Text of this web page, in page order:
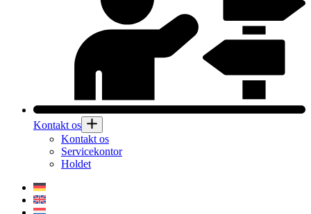
Kontakt os
Kontakt os
Servicekontor
Holdet